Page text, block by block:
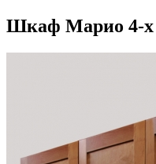
Шкаф Марио 4-х